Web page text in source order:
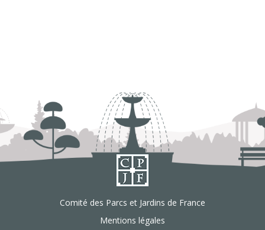
Comité des Parcs et Jardins de France
Mentions légales